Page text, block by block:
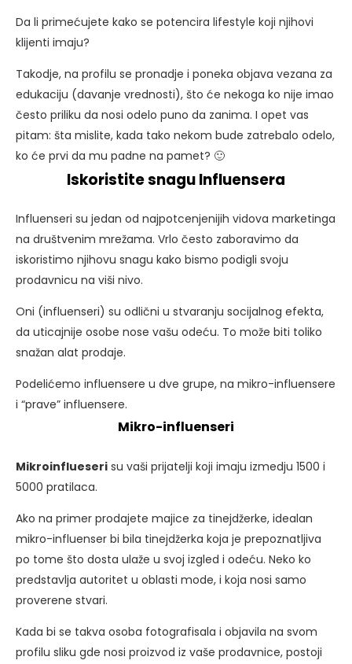
Da li primećujete kako se potencira lifestyle koji njihovi
klijenti imaju?
Takodje, na profilu se pronadje i poneka objava vezana za
edukaciju (davanje vrednosti), što će nekoga ko nije imao
često priliku da nosi odelo puno da zanima. I opet vas
pitam: šta mislite, kada tako nekom bude zatrebalo odelo,
ko će prvi da mu padne na pamet? 🙂
Iskoristite snagu Influensera
Influenseri su jedan od najpotcenjenijih vidova marketinga
na društvenim mrežama. Vrlo često zaboravimo da
iskoristimo njihovu snagu kako bismo podigli svoju
prodavnicu na viši nivo.
Oni (influenseri) su odlični u stvaranju socijalnog efekta,
da uticajnije osobe nose vašu odeću. To može biti toliko
snažan alat prodaje.
Podelićemo influensere u dve grupe, na mikro-influensere
i “prave” influensere.
Mikro-influenseri
Mikroinflueseri su vaši prijatelji koji imaju izmedju 1500 i
5000 pratilaca.
Ako na primer prodajete majice za tinejdžerke, idealan
mikro-influenser bi bila tinejdžerka koja je prepoznatljiva
po tome što dosta ulaže u svoj izgled i odeću. Neko ko
predstavlja autoritet u oblasti mode, i koja nosi samo
proverene stvari.
Kada bi se takva osoba fotografisala i objavila na svom
profilu sliku gde nosi proizvod iz vaše prodavnice, postoji